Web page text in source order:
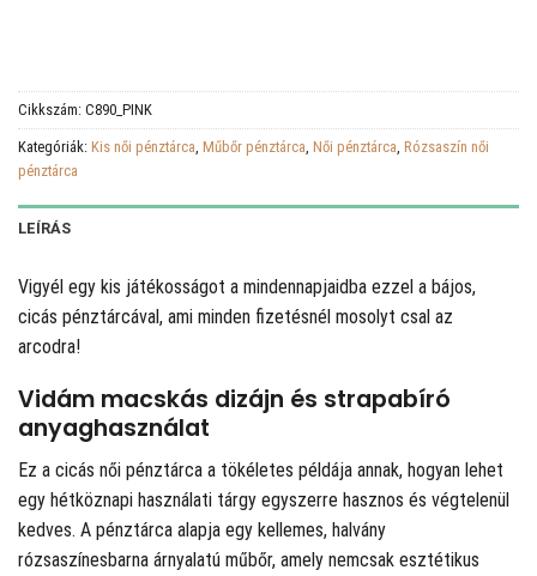
Cikkszám: C890_PINK
Kategóriák: Kis női pénztárca Műbőr pénztárca Női pénztárca Rózsaszín női
pénztárca
LEÍRÁS
Vigyél egy kis játékosságot a mindennapjaidba ezzel a bájos,
cicás pénztárcával, ami minden fizetésnél mosolyt csal az
arcodra!
Vidám macskás dizájn és strapabíró
anyaghasználat
Ez a cicás női pénztárca a tökéletes példája annak, hogyan lehet
egy hétköznapi használati tárgy egyszerre hasznos és végtelenül
kedves. A pénztárca alapja egy kellemes, halvány
rózsaszínesbarna árnyalatú műbőr, amely nemcsak esztétikus